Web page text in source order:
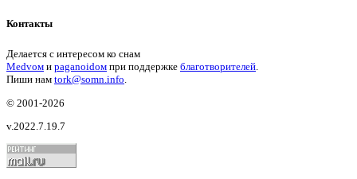
Контакты
Делается с интересом ко снам
Medvом и paganoidом при поддержке благотворителей.
Пиши нам tork@somn.info.
© 2001 -2026
v.2022.7.19.7